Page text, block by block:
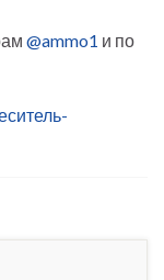
@ammo1 и по